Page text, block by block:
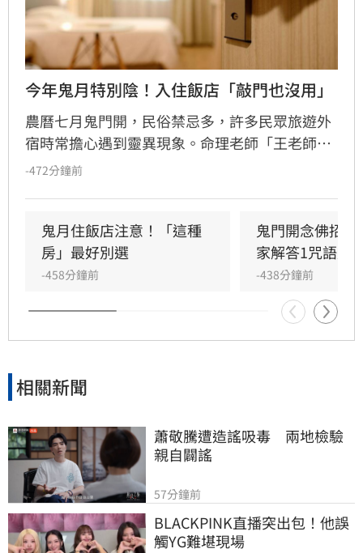
今年鬼月特別陰！入住飯店「敲門也沒用」
農曆七月鬼門開，民俗禁忌多，許多民眾旅遊外
宿時常擔心遇到靈異現象。命理老師「王老師」
指出，傳統敲門或弄亂床單效果有限，並分享
時針繞行觀想光芒，藉此提升陽氣並與無形眾生
溝通。
-472分鐘前
鬼月住飯店注意！「這種
房」最好別選
-458分鐘前
鬼門開念佛招
家解答1咒語別
-438分鐘前
相關新聞
蕭敬騰遭造謠吸毒　兩地檢驗
親自闢謠
57分鐘前
BLACKPINK直播突出包！他誤
觸YG難堪現場